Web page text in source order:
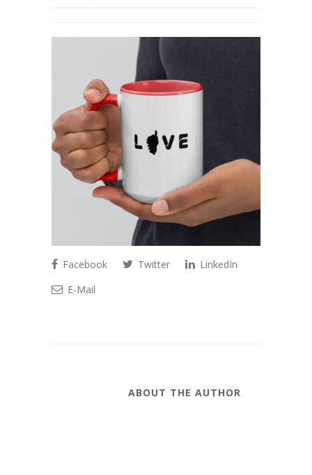
Facebook Twitter
LinkedIn
E-Mail
ABOUT THE AUTHOR